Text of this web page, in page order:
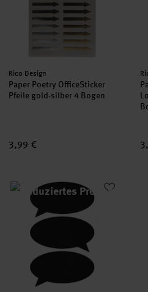
Hersteller:
Rico Design
Paper Poetry OfficeSticker
Pfeile gold-silber 4 Bogen
3,99 €
Paper Poetry Tafelfolien Sticker